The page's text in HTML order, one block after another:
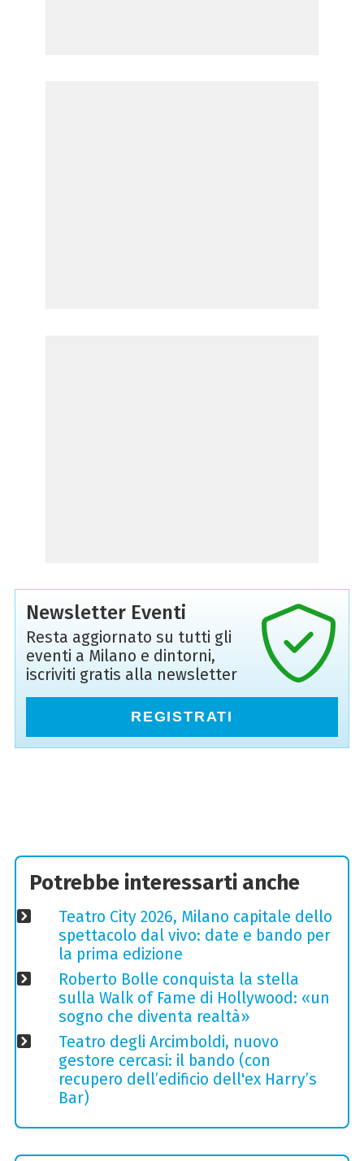
Newsletter Eventi
Resta aggiornato su tutti gli
eventi a Milano e dintorni,
iscriviti gratis alla newsletter
REGISTRATI
Potrebbe interessarti anche
Teatro City 2026, Milano capitale dello
spettacolo dal vivo: date e bando per
la prima edizione
Roberto Bolle conquista la stella
sulla Walk of Fame di Hollywood: «un
sogno che diventa realtà»
Teatro degli Arcimboldi, nuovo
gestore cercasi: il bando (con
recupero dell’edificio dell'ex Harry’s
Bar)